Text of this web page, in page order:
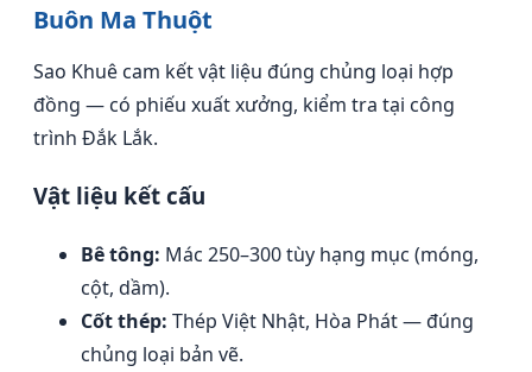
Buôn Ma Thuột
Sao Khuê cam kết vật liệu đúng chủng loại hợp
đồng — có phiếu xuất xưởng, kiểm tra tại công
trình Đắk Lắk.
Vật liệu kết cấu
Bê tông: Mác 250–300 tùy hạng mục (móng,
cột, dầm).
Cốt thép: Thép Việt Nhật, Hòa Phát — đúng
chủng loại bản vẽ.